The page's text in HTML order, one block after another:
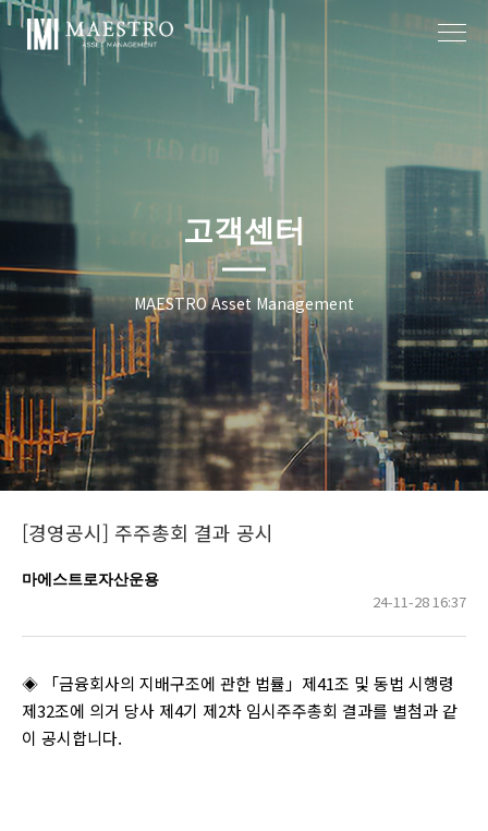
고객센터
MAESTRO Asset Management
[경영공시] 주주총회 결과 공시
마에스트로자산운용
24-11-28 16:37
◈ 「금융회사의 지배구조에 관한 법률」제41조 및 동법 시행령
제32조에 의거 당사 제4기 제2차 임시주주총회 결과를 별첨과 같
이 공시합니다.